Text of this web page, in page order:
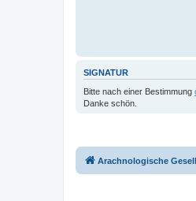
SIGNATUR
Bitte nach einer Bestimmung
Danke schön.
Arachnologische